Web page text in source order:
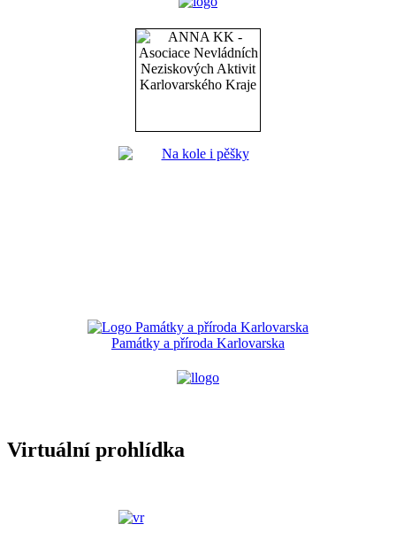
Památky a příroda Karlovarska
Virtuální prohlídka